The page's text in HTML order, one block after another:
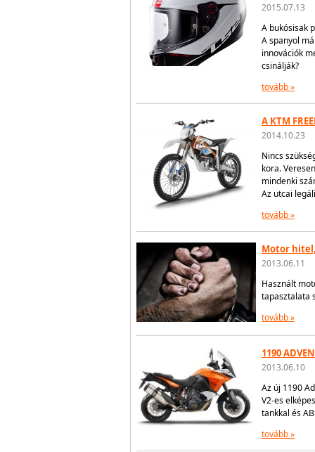
2015.07.13
A bukósisak
A spanyol
innovációk
csinálják?
tovább »
A KTM
2014.10.23
Nincs
kora.
mindenki
Az utcai
tovább »
Motor
2013.06.11
Használt
tapasztalata
tovább »
1190
2013.06.10
Az új 1190
V2-es
tankkal és
tovább »